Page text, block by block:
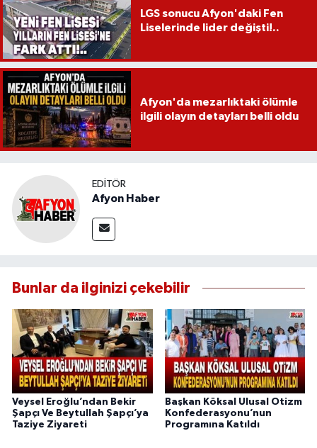
LGS sonucu Afyon'daki Fen
Liselerinde lider değişti!..
Afyon'da mezarlıktaki ölümle
ilgili olayın detayları belli oldu
EDITÖR
Afyon Haber
Bunlar da ilginizi çekebilir
Veysel Eroğlu’ndan Bekir
Şapçı Ve Beytullah Şapçı’ya
Taziye Ziyareti
Başkan Köksal Ulusal Otizm
Konfederasyonu’nun
Programına Katıldı